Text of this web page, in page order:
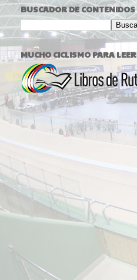
BUSCADOR DE CONTENIDOS
MUCHO CICLISMO PARA LEER